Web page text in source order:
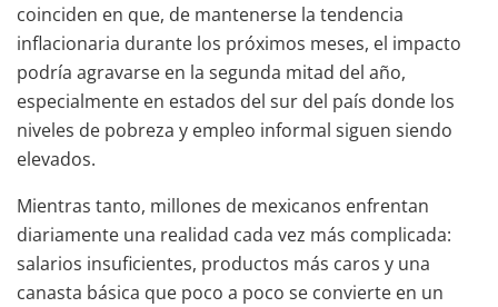
coinciden en que, de mantenerse la tendencia
inflacionaria durante los próximos meses, el impacto
podría agravarse en la segunda mitad del año,
especialmente en estados del sur del país donde los
niveles de pobreza y empleo informal siguen siendo
elevados.
Mientras tanto, millones de mexicanos enfrentan
diariamente una realidad cada vez más complicada:
salarios insuficientes, productos más caros y una
canasta básica que poco a poco se convierte en un